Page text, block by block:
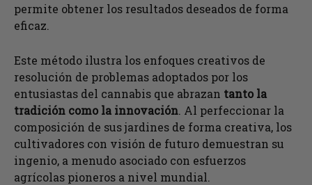
permite obtener los resultados deseados de forma
eficaz.
Este método ilustra los enfoques creativos de
resolución de problemas adoptados por los
entusiastas del cannabis que abrazan tanto la
tradición como la innovación. Al perfeccionar la
composición de sus jardines de forma creativa, los
cultivadores con visión de futuro demuestran su
ingenio, a menudo asociado con esfuerzos
agrícolas pioneros a nivel mundial.